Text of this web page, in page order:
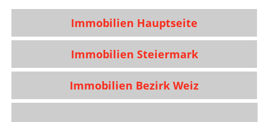
Immobilien Hauptseite
Immobilien Steiermark
Immobilien Bezirk Weiz